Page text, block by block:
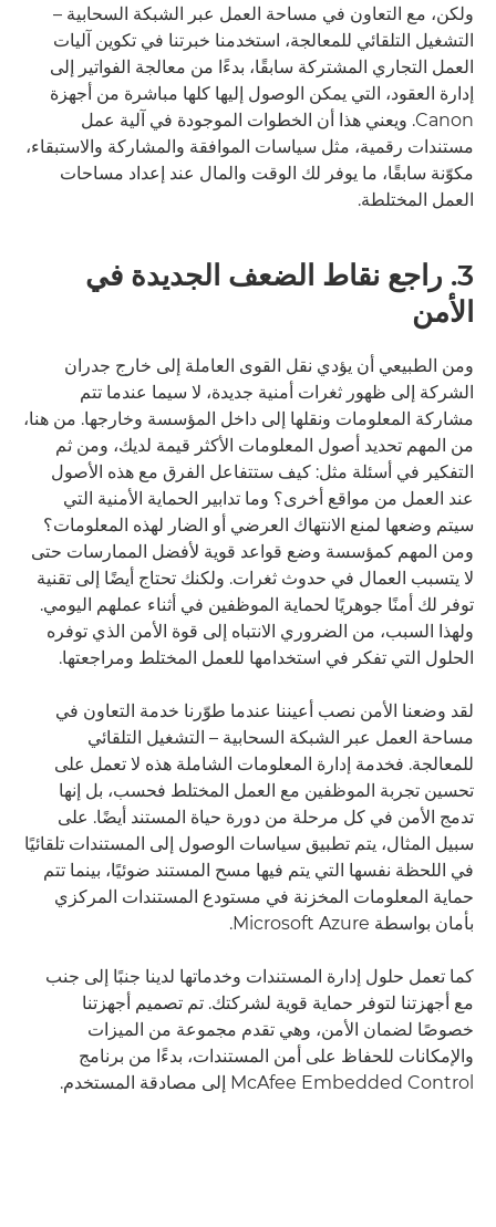
ولكن، مع التعاون في مساحة العمل عبر الشبكة السحابية –
التشغيل التلقائي للمعالجة، استخدمنا خبرتنا في تكوين آليات
العمل التجاري المشتركة سابقًا، بدءًا من معالجة الفواتير إلى
إدارة العقود، التي يمكن الوصول إليها كلها مباشرة من أجهزة
Canon. ويعني هذا أن الخطوات الموجودة في آلية عمل
مستندات رقمية، مثل سياسات الموافقة والمشاركة والاستبقاء،
مكوّنة سابقًا، ما يوفر لك الوقت والمال عند إعداد مساحات
العمل المختلطة.
3. راجع نقاط الضعف الجديدة في
الأمن
ومن الطبيعي أن يؤدي نقل القوى العاملة إلى خارج جدران
الشركة إلى ظهور ثغرات أمنية جديدة، لا سيما عندما تتم
مشاركة المعلومات ونقلها إلى داخل المؤسسة وخارجها. من هنا،
من المهم تحديد أصول المعلومات الأكثر قيمة لديك، ومن ثم
التفكير في أسئلة مثل: كيف ستتفاعل الفرق مع هذه الأصول
عند العمل من مواقع أخرى؟ وما تدابير الحماية الأمنية التي
سيتم وضعها لمنع الانتهاك العرضي أو الضار لهذه المعلومات؟
ومن المهم كمؤسسة وضع قواعد قوية لأفضل الممارسات حتى
لا يتسبب العمال في حدوث ثغرات. ولكنك تحتاج أيضًا إلى تقنية
توفر لك أمنًا جوهريًا لحماية الموظفين في أثناء عملهم اليومي.
ولهذا السبب، من الضروري الانتباه إلى قوة الأمن الذي توفره
الحلول التي تفكر في استخدامها للعمل المختلط ومراجعتها.
لقد وضعنا الأمن نصب أعيننا عندما طوّرنا خدمة التعاون في
مساحة العمل عبر الشبكة السحابية – التشغيل التلقائي
للمعالجة. فخدمة إدارة المعلومات الشاملة هذه لا تعمل على
تحسين تجربة الموظفين مع العمل المختلط فحسب، بل إنها
تدمج الأمن في كل مرحلة من دورة حياة المستند أيضًا. على
سبيل المثال، يتم تطبيق سياسات الوصول إلى المستندات تلقائيًا
في اللحظة نفسها التي يتم فيها مسح المستند ضوئيًا، بينما تتم
حماية المعلومات المخزنة في مستودع المستندات المركزي
بأمان بواسطة Microsoft Azure.
كما تعمل حلول إدارة المستندات وخدماتها لدينا جنبًا إلى جنب
مع أجهزتنا لتوفر حماية قوية لشركتك. تم تصميم أجهزتنا
خصوصًا لضمان الأمن، وهي تقدم مجموعة من الميزات
والإمكانات للحفاظ على أمن المستندات، بدءًا من برنامج
McAfee Embedded Control إلى مصادقة المستخدم.